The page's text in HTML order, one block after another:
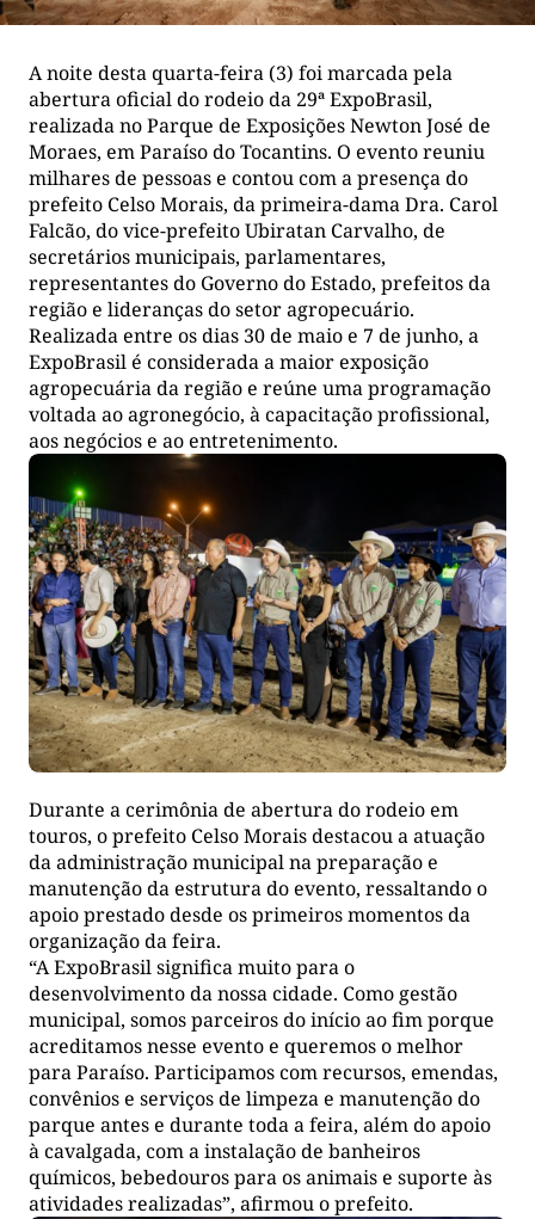
A noite desta quarta-feira (3) foi marcada pela
abertura oficial do rodeio da 29ª ExpoBrasil,
realizada no Parque de Exposições Newton José de
Moraes, em Paraíso do Tocantins. O evento reuniu
milhares de pessoas e contou com a presença do
prefeito Celso Morais, da primeira-dama Dra. Carol
Falcão, do vice-prefeito Ubiratan Carvalho, de
secretários municipais, parlamentares,
representantes do Governo do Estado, prefeitos da
região e lideranças do setor agropecuário.
Realizada entre os dias 30 de maio e 7 de junho, a
ExpoBrasil é considerada a maior exposição
agropecuária da região e reúne uma programação
voltada ao agronegócio, à capacitação profissional,
aos negócios e ao entretenimento.
Durante a cerimônia de abertura do rodeio em
touros, o prefeito Celso Morais destacou a atuação
da administração municipal na preparação e
manutenção da estrutura do evento, ressaltando o
apoio prestado desde os primeiros momentos da
organização da feira.
“A ExpoBrasil significa muito para o
desenvolvimento da nossa cidade. Como gestão
municipal, somos parceiros do início ao fim porque
acreditamos nesse evento e queremos o melhor
para Paraíso. Participamos com recursos, emendas,
convênios e serviços de limpeza e manutenção do
parque antes e durante toda a feira, além do apoio
à cavalgada, com a instalação de banheiros
químicos, bebedouros para os animais e suporte às
atividades realizadas”, afirmou o prefeito.